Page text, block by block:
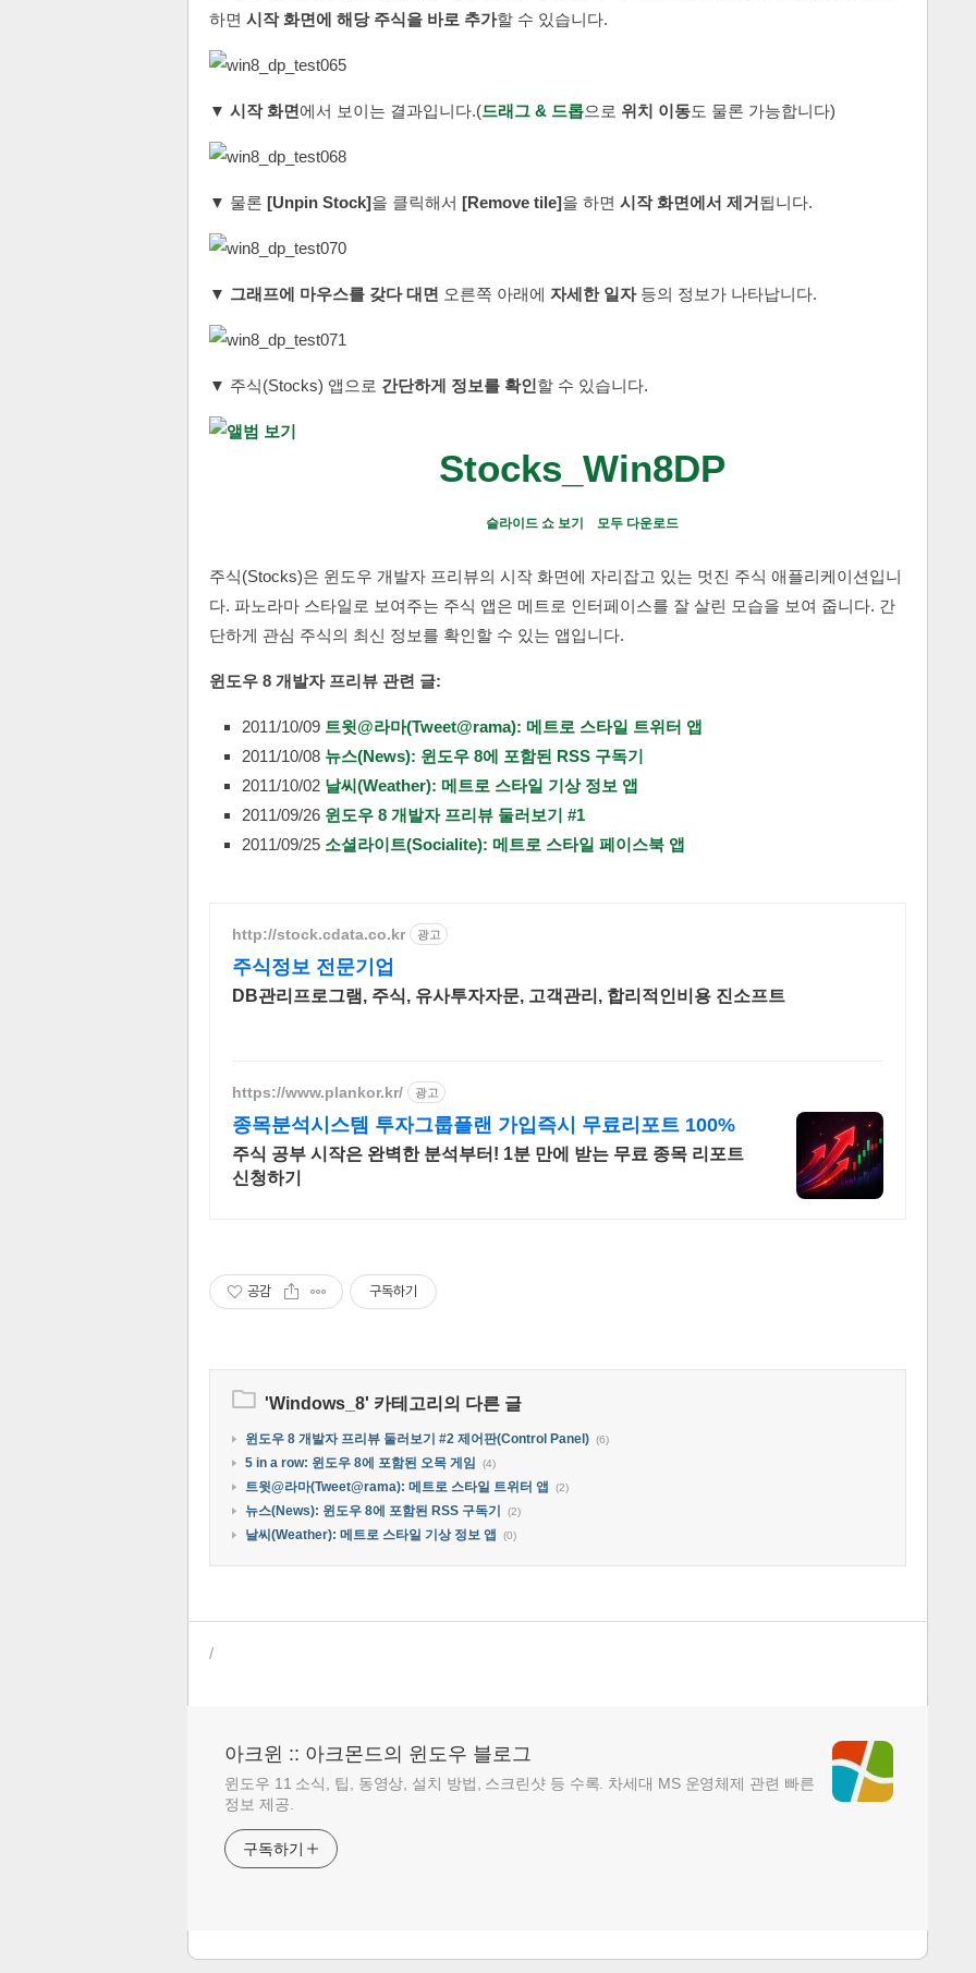
하면 시작 화면에 해당 주식을 바로 추가할 수 있습니다.
▼ 시작 화면에서 보이는 결과입니다.(드래그 & 드롭으로 위치 이동도 물론 가능합니다)
▼ 물론 [Unpin Stock]을 클릭해서 [Remove tile]을 하면 시작 화면에서 제거됩니다.
▼ 그래프에 마우스를 갖다 대면 오른쪽 아래에 자세한 일자등의 정보가 나타납니다.
▼ 주식(Stocks) 앱으로 간단하게 정보를 확인할 수 있습니다.
Stocks_Win8DP
슬라이드 쇼 보기 모두 다운로드
주식(Stocks)은 윈도우 개발자 프리뷰의 시작 화면에 자리잡고 있는 멋진 주식 애플리케이션입니
다. 파노라마 스타일로 보여주는 주식 앱은 메트로 인터페이스를 잘 살린 모습을 보여 줍니다. 간
단하게 관심 주식의 최신 정보를 확인할 수 있는 앱입니다.
윈도우 8 개발자 프리뷰 관련 글:
2011/10/09 트윗@라마(Tweet@rama): 메트로 스타일 트위터 앱
2011/10/08 뉴스(News): 윈도우 8에 포함된 RSS 구독기
2011/10/02 날씨(Weather): 메트로 스타일 기상 정보 앱
2011/09/26 윈도우 8 개발자 프리뷰 둘러보기 #1
2011/09/25 소셜라이트(Socialite): 메트로 스타일 페이스북 앱
http://stock.cdata.co.kr 광고
주식정보 전문기업
DB관리프로그램, 주식, 유사투자자문, 고객관리, 합리적인비용 진소프트
https://www.plankor.kr/ 광고
종목분석시스템 투자그룹플랜 가입즉시 무료리포트 100%
주식 공부 시작은 완벽한 분석부터! 1분 만에 받는 무료 종목 리포트
신청하기
공감 구독하기
'Windows_8' 카테고리의 다른 글
윈도우 8 개발자 프리뷰 둘러보기 #2 제어판(Control Panel) (6)
5 in a row: 윈도우 8에 포함된 오목 게임 (4)
트윗@라마(Tweet@rama): 메트로 스타일 트위터 앱 (2)
뉴스(News): 윈도우 8에 포함된 RSS 구독기 (2)
날씨(Weather): 메트로 스타일 기상 정보 앱 (0)
/
아크윈 :: 아크몬드의 윈도우 블로그
윈도우 11 소식, 팁, 동영상, 설치 방법, 스크린샷 등 수록. 차세대 MS 운영체제 관련 빠른
정보 제공.
구독하기